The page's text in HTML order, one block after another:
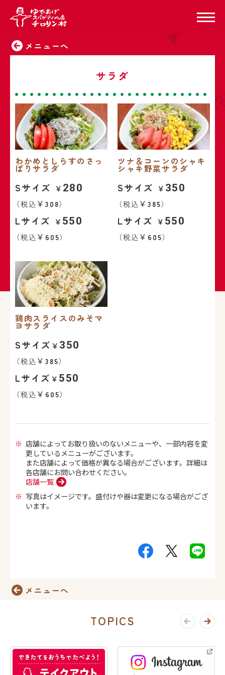
メニューへ
サラダ
わかめとしらすのさっ
ぱりサラダ
Sサイズ 280
（税込 308）
Lサイズ 550
（税込 605）
ツナ＆コーンのシャキ
シャキ野菜サラダ
Sサイズ 350
（税込 385）
Lサイズ 550
（税込 605）
鶏肉スライスのみそマ
ヨサラダ
Sサイズ 350
（税込 385）
Lサイズ 550
（税込 605）
店舗によってお取り扱いのないメニューや、一部内容を変
更しているメニューがございます。
また店舗によって価格が異なる場合がございます。詳細は
各店舗にお問い合わせください。
店舗一覧
写真はイメージです。盛付けや器は変更になる場合がござ
います。
メニューへ
TOPICS